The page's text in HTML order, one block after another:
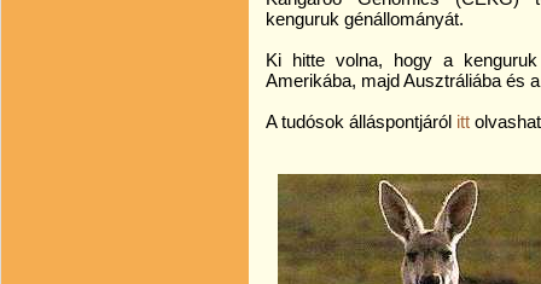
kenguruk génállományát.
Ki hitte volna, hogy a
Amerikába, majd Ausztráliába és
A tudósok álláspontjáról itt